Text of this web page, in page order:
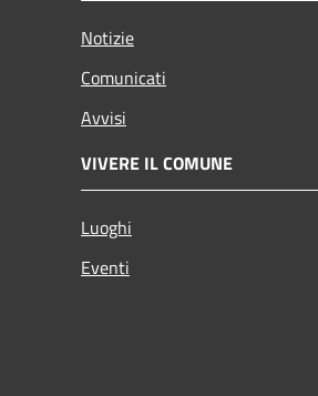
Notizie
Comunicati
Avvisi
VIVERE IL COMUNE
Luoghi
Eventi